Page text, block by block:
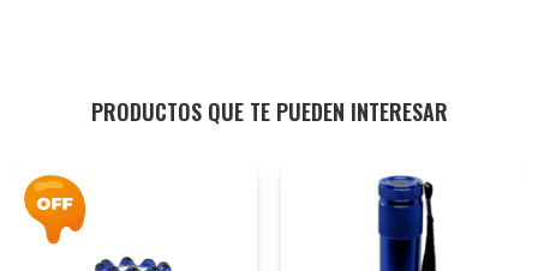
PRODUCTOS QUE TE PUEDEN INTERESAR